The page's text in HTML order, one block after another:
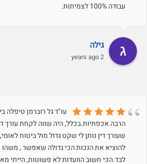
עבודה 100% לצמיתות.
גילה
2 years ago
עו"ד גל רוברמן טיפלה
הרבה אכפתיות.בכלל, היה שווה לקחת עורך
שעורך דין נותן לי שקט גדול מול ביטוח
להוציא את הנכות הכי גדולה שאפשר , משהו
לבד.הכי חשוב הוועדות לא פשוטות, הייתי